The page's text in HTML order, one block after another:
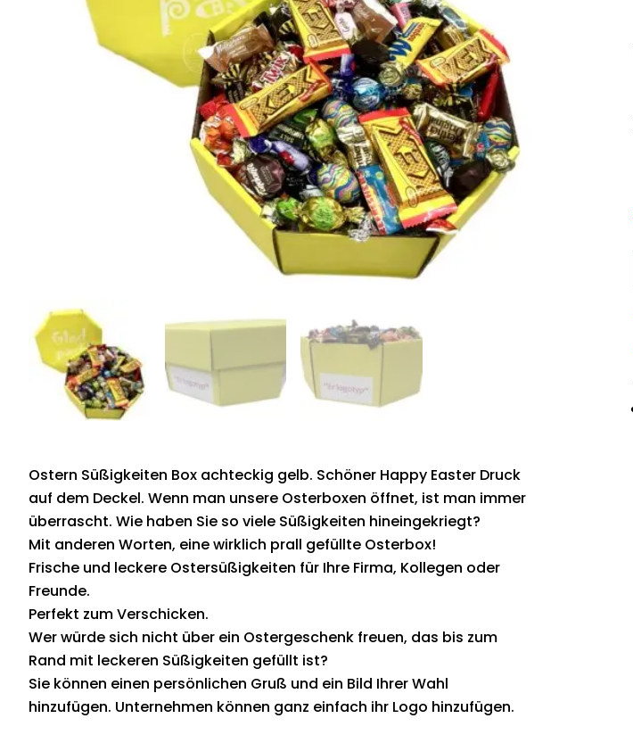
Ostern Süßigkeiten Box achteckig gelb. Schöner Happy Easter Druck
auf dem Deckel. Wenn man unsere Osterboxen öffnet, ist man immer
überrascht. Wie haben Sie so viele Süßigkeiten hineingekriegt?
Mit anderen Worten, eine wirklich prall gefüllte Osterbox!
Frische und leckere Ostersüßigkeiten für Ihre Firma, Kollegen oder
Freunde.
Perfekt zum Verschicken.
Wer würde sich nicht über ein Ostergeschenk freuen, das bis zum
Rand mit leckeren Süßigkeiten gefüllt ist?
Sie können einen persönlichen Gruß und ein Bild Ihrer Wahl
hinzufügen. Unternehmen können ganz einfach ihr Logo hinzufügen.